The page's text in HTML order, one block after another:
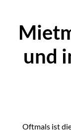
und
Oftmals ist